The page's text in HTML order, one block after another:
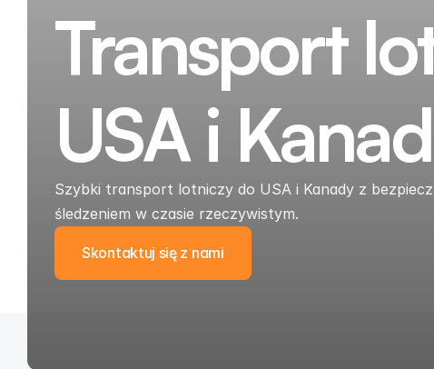
Transport
USA i
Szybki transport lotniczy do USA i Kanady z
śledzeniem w czasie rzeczywistym.
Skontaktuj się z nami